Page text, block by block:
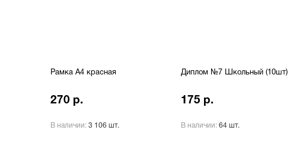
Рамка А4 красная
270 р.
В наличии: 3 106 шт.
Диплом №7 Школьный (10шт)
175 р.
В наличии: 64 шт.